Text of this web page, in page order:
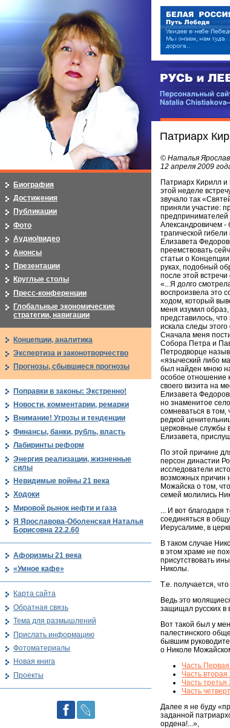
РУСЬ и ЛЕБЕДИ |
Персональный сайт
Патриарх
© Наталья
12 апреля 2009
Патриарх Кирилл и
этой неделе
звучало так
приняли участие:
Александровичем
трагической
Елизавета
преемствовать
статьи о
руках, подобный
после этой
«...Я долго
воспроизвела это
ходом, который
меня изумил
представилось,
искала следы
Сначала меня
Собора Петра и
Петродворце
«языческий либо
был найден мною
особое отношение
своего визита на
Елизавета
но знаменитое
сомневаться в
редкой
церковные службы
Елизавета,
По этой причине
персон династии
исследователи
возможных причин
Можайска о том,
семей молились
... И вот благодаря
соединяться в
Иерусалиме, в
В таком случае
в этом храме не
присутствовать
Николы.
Т.е. получается,
Ведь это
защищал русских в
Вот такой был у
палестинского
бывшим
о Николе
Часть
Часть
Часть третья
Часть
Далее я не буду
заданной
ордена!...»,
Биография
Достижения
Публикации
Фото
Аудио/видео
Анонсы
Презентации
Круглые столы
Пресс-конференции
Глобальные экономические
стратегии, навигации
Концепции, аналитика
Экспертиза и законотворчество
Прогнозы, сбывшиеся прогнозы
Поправки в законы: Экстренно!
Новости, комментарии, ремарки
Внимание! Угрозы и тенденции
Финансы, банки, рубль, власть
Лабиринты реформ
Энергия реализации, жизненные
силы
Невидимые войны 21 века
Ходоки
Мировой рынок нефти и газа
Я Ярославова-Оболенская Наталья
Борисовна 22.2.60
Афоризмы 21 века
«Умное кафе»
Карта сайта
Обратная связь
Тема для размышлений
Прислать информацию
Фотоматериалы
Новая книга
Проекты